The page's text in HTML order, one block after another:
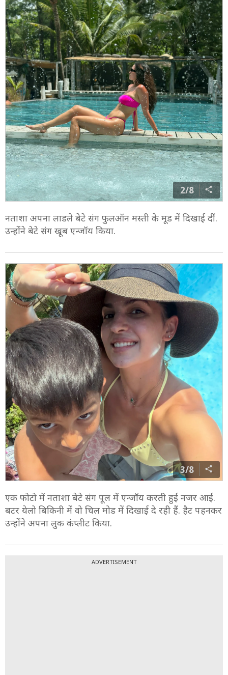
2/8
नताशा अपना लाडले बेटे संग फुलऑन मस्ती के मूड में दिखाई दीं.
उन्होंने बेटे संग खूब एन्जॉय किया.
3/8
एक फोटो में नताशा बेटे संग पूल में एन्जॉय करती हुई नजर आईं.
बटर येलो बिकिनी में वो चिल मोड में दिखाई दे रही हैं. हैट पहनकर
उन्होंने अपना लुक कंप्लीट किया.
ADVERTISEMENT